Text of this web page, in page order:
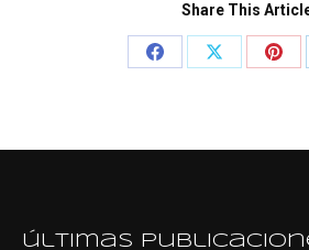
Share This
Share
Share
últimas